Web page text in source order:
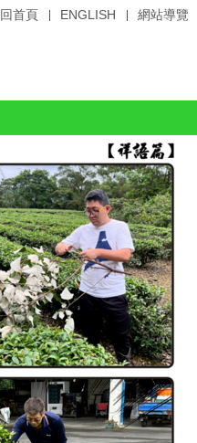
回首頁 ENGLISH 網站導覽